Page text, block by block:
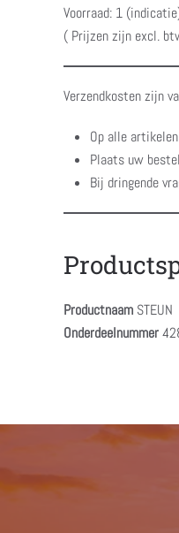
Voorraad: 1
( Prijzen zijn excl.
Verzendkosten zijn
Op alle
Plaats uw
Bij dringende
Productnaam STEUN
Onderdeelnummer